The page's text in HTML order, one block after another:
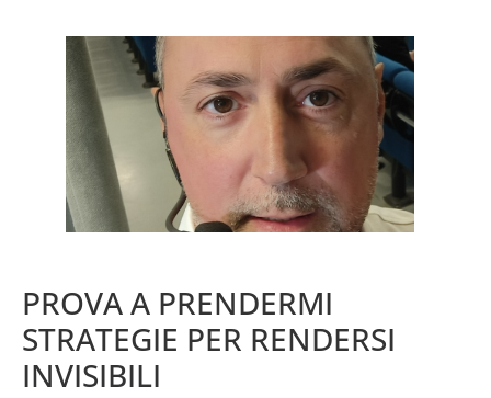
PROVA A PRENDERMI
STRATEGIE PER RENDERSI
INVISIBILI